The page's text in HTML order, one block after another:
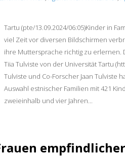
Tartu (pte/13.09.2024/06:05)Kinder in
viel Zeit vor diversen Bildschirmen
ihre Muttersprache richtig zu erlernen.
Tiia Tulviste von der Universität Tartu
Tulviste und Co-Forscher Jaan Tulviste
Auswahl estnischer Familien mit 421
zweieinhalb und vier Jahren...